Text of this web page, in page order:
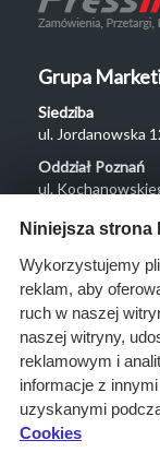
Grupa
Siedziba
ul. Jordanowska
Oddział Poznań
ul.
Menu
O nas
Rozwiązania
Monitoring
przetargów
Raporty
przetargowe
Niniejsza
Wykorzystujemy
reklam, aby
ruch w naszej
naszej witryny,
reklamowym i
informacje z
uzyskanymi
Cookies